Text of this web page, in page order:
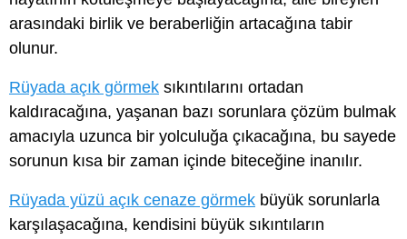
arasındaki birlik ve beraberliğin artacağına tabir
olunur.
Rüyada açık görmek sıkıntılarını ortadan
kaldıracağına, yaşanan bazı sorunlara çözüm bulmak
amacıyla uzunca bir yolculuğa çıkacağına, bu sayede
sorunun kısa bir zaman içinde biteceğine inanılır.
Rüyada yüzü açık cenaze görmek büyük sorunlarla
karşılaşacağına, kendisini büyük sıkıntıların